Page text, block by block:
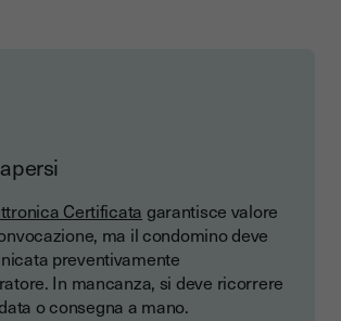
Certificata garantisce valore
ma il condomino deve
preventivamente
In mancanza, si deve ricorrere
o consegna a mano.